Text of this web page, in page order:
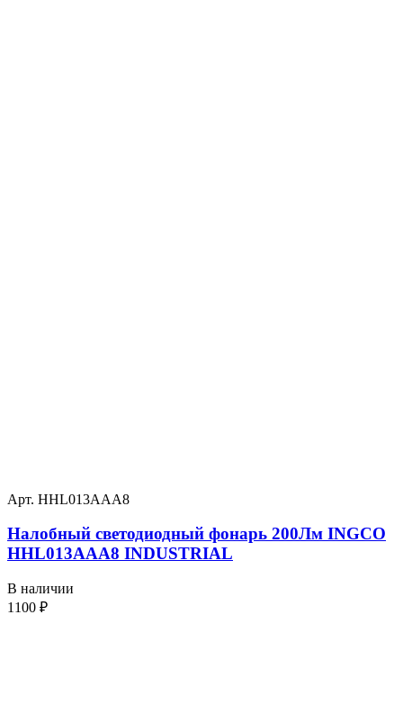
Арт. HHL013AAA8
Налобный светодиодный фонарь 200Лм INGCO
HHL013AAA8 INDUSTRIAL
В наличии
1100 ₽